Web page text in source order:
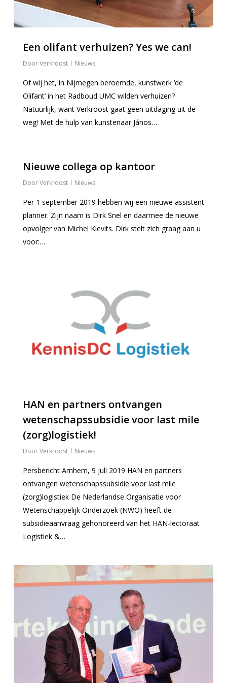
Een olifant verhuizen? Yes we can!
Verkroost Nieuws
Of wij het, in Nijmegen beroemde, kunstwerk ‘de
Olifant’ in het Radboud UMC wilden verhuizen?
Natuurlijk, want Verkroost gaat geen uitdaging uit de
weg! Met de hulp van kunstenaar János…
Nieuwe collega op kantoor
Verkroost Nieuws
Per 1 september 2019 hebben wij een nieuwe assistent
planner. Zijn naam is Dirk Snel en daarmee de nieuwe
opvolger van Michel Kievits. Dirk stelt zich graag aan u
voor:…
HAN en partners ontvangen
wetenschapssubsidie voor last mile
(zorg)logistiek!
Verkroost Nieuws
Persbericht Arnhem, 9 juli 2019 HAN en partners
ontvangen wetenschapssubsidie voor last mile
(zorg)logistiek De Nederlandse Organisatie voor
Wetenschappelijk Onderzoek (NWO) heeft de
subsidieaanvraag gehonoreerd van het HAN-lectoraat
Logistiek &…
0